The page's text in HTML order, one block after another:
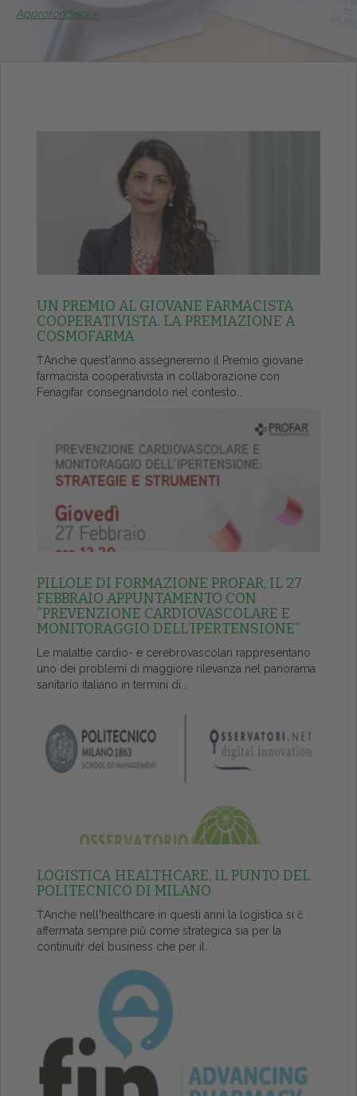
Approfondisci >
UN PREMIO AL GIOVANE FARMACISTA
COOPERATIVISTA. LA PREMIAZIONE A
COSMOFARMA
ŤAnche quest'anno assegneremo il Premio giovane
farmacista cooperativista in collaborazione con
Fenagifar consegnandolo nel contesto...
PILLOLE DI FORMAZIONE PROFAR, IL 27
FEBBRAIO APPUNTAMENTO CON
“PREVENZIONE CARDIOVASCOLARE E
MONITORAGGIO DELL’IPERTENSIONE”
Le malattie cardio- e cerebrovascolari rappresentano
uno dei problemi di maggiore rilevanza nel panorama
sanitario italiano in termini di...
LOGISTICA HEALTHCARE, IL PUNTO DEL
POLITECNICO DI MILANO
ŤAnche nell'healthcare in questi anni la logistica si č
affermata sempre piů come strategica sia per la
continuitŕ del business che per il...